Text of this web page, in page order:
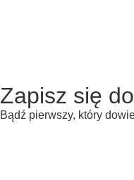
Zapisz się
Bądź pierwszy, który